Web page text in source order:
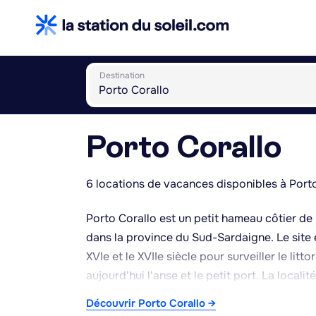
Destination
Porto Corallo
6 locations de vacances disponibles à
Porto Corallo est un petit hameau côtier
dans la province du Sud-Sardaigne. Le
XVIe et le XVIIe siècle pour surveiller le
aujourd'hui l'anse et le petit port. La
Découvrir Porto Corallo →